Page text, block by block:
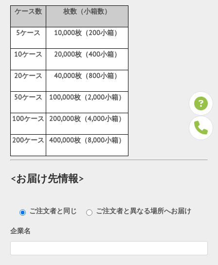
ケース数 枚数（小箱数）
5ケース 10,000枚（200小箱）
10ケース 20,000枚（400小箱）
20ケース 40,000枚（800小箱）
50ケース 100,000枚（2,000小箱）
100ケース 200,000枚（4,000小箱）
200ケース 400,000枚（8,000小箱）
<お届け先情報>
ご注文者と同じ ご注文者と異なる場所へお届け
企業名